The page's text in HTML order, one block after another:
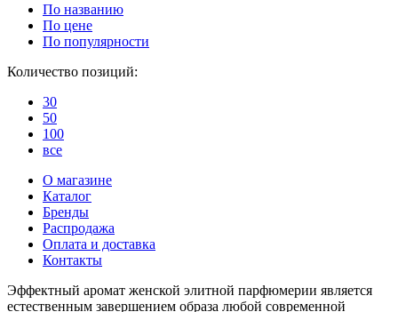
По названию
По цене
По популярности
Количество позиций:
30
50
100
все
О магазине
Каталог
Бренды
Распродажа
Оплата и доставка
Контакты
Эффектный аромат женской элитной парфюмерии является
естественным завершением образа любой современной